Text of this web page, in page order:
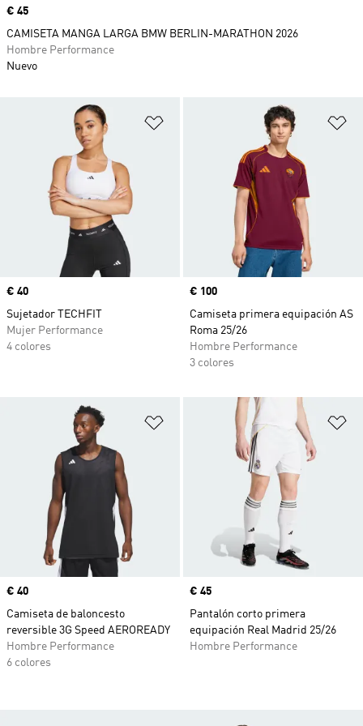
Añadir a la lista de deseos
Precio
€ 40
Sujetador TECHFIT
Mujer Performance
4 colores
Precio
€ 100
Camiseta primera equipación AS
Roma 25/26
Hombre Performance
3 colores
Añadir a la lista de deseos
Precio
€ 40
Camiseta de baloncesto
reversible 3G Speed AEROREADY
Hombre Performance
6 colores
Precio
€ 45
Pantalón corto primera
equipación Real Madrid 25/26
Hombre Performance
Precio
€ 45
CAMISETA MANGA LARGA BMW BERLIN-MARATHON 2026
Hombre Performance
Nuevo